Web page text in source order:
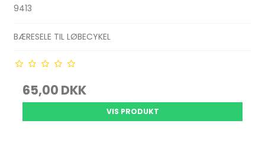
9413
BÆRESELE TIL LØBECYKEL
65,00 DKK
VIS PRODUKT